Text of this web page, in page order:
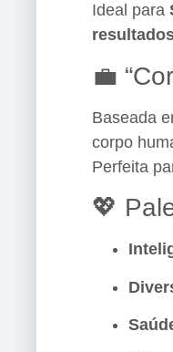
Ideal para
💼
Baseada
corpo
Perfeita
💖